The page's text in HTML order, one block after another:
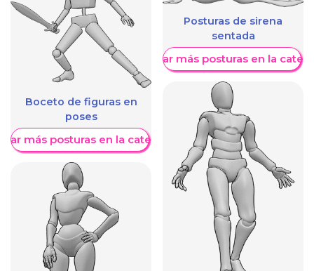
Boceto de figuras en
poses
más posturas en la categoría
Posturas de sirena
sentada
Mostrar más posturas en la